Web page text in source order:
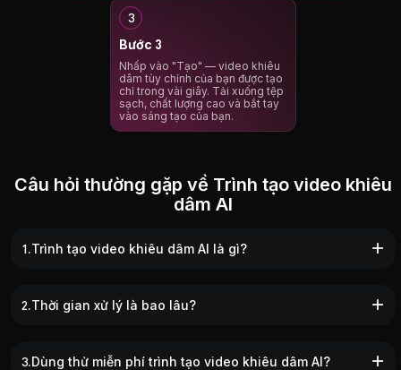
Bước 3
Nhấp vào "Tạo" — video khiêu
dâm tùy chỉnh của bạn được tạo
chỉ trong vài giây. Tải xuống tệp
sạch, chất lượng cao và bắt tay
vào sáng tạo của bạn.
Câu hỏi thường gặp về Trình tạo video khiêu
dâm AI
1.Trình tạo video khiêu dâm AI là gì?
2.Thời gian xử lý là bao lâu?
3.Dùng thử miễn phí trình tạo video khiêu dâm AI?